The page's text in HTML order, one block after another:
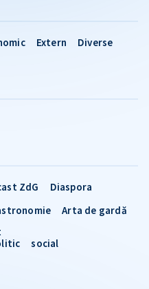
Extern Diverse
ZdG
Diaspora
Arta de gardă
social